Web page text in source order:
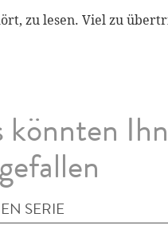
zu lesen. Viel zu
könnten
gefallen
SERIE